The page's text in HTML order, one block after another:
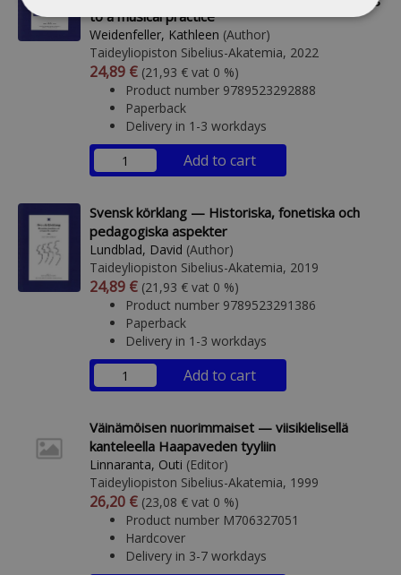
to a musical practice
Weidenfeller, Kathleen (Author)
Taideyliopiston Sibelius-Akatemia, 2022
Arvonlisäverollinen hinta
24,89 € Excl. vat
(21,93 € vat 0 %)
Product number 9789523292888
Paperback
Delivery in 1-3 workdays
Add to cart
Svensk körklang — Historiska, fonetiska och
pedagogiska aspekter
Lundblad, David (Author)
Taideyliopiston Sibelius-Akatemia, 2019
Arvonlisäverollinen hinta
24,89 € Excl. vat
(21,93 € vat 0 %)
Product number 9789523291386
Paperback
Delivery in 1-3 workdays
Add to cart
Väinämöisen nuorimmaiset — viisikielisellä
kanteleella Haapaveden tyyliin
Linnaranta, Outi (Editor)
Taideyliopiston Sibelius-Akatemia, 1999
Arvonlisäverollinen hinta
26,20 € Excl. vat
(23,08 € vat 0 %)
Product number M706327051
Hardcover
Delivery in 3-7 workdays